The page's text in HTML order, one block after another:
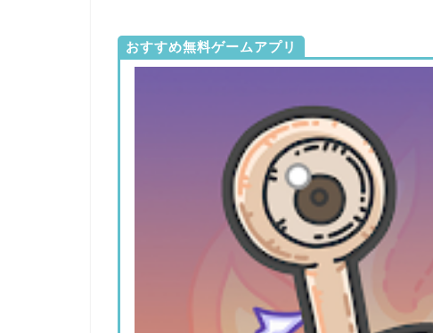
おすすめ無料ゲームアプリ